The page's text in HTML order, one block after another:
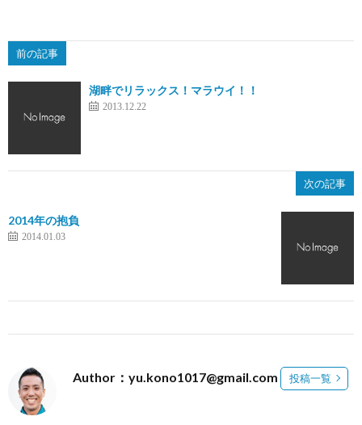
前の記事
湖畔でリラックス！マラウイ！！
2013.12.22
次の記事
2014年の抱負
2014.01.03
Author：yu.kono1017@gmail.com 投稿一覧